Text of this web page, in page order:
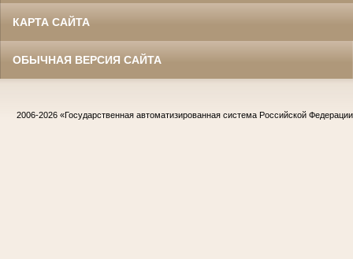
КАРТА САЙТА
ОБЫЧНАЯ ВЕРСИЯ САЙТА
2006-2026 «Государственная автоматизированная система Российской